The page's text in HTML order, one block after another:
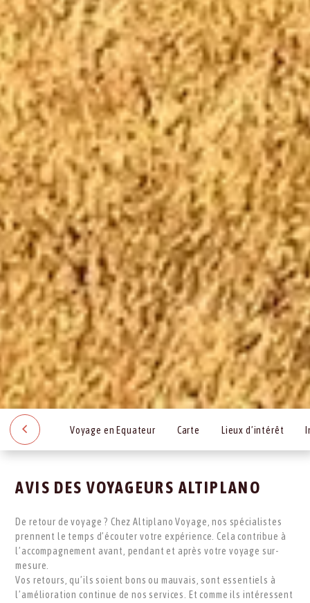
Voyage en Equateur Carte Lieux d’intérêt
AVIS DES VOYAGEURS ALTIPLANO
De retour de voyage ? Chez Altiplano Voyage, nos spécialistes
prennent le temps d’écouter votre expérience. Cela contribue à
l’accompagnement avant, pendant et après votre voyage sur-
mesure.
Vos retours, qu’ils soient bons ou mauvais, sont essentiels à
l’amélioration continue de nos services. Et comme ils intéressent